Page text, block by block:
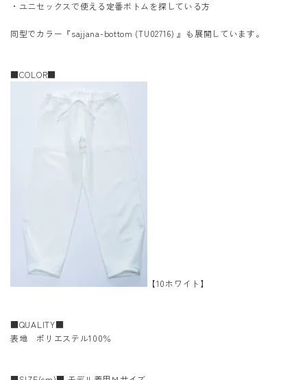
・ユニセックスで使える定番ボトムを探している方
同型でカラー『sajjana-bottom (TU02716) 』も展開しています。
■COLOR■
【10ホワイト】
■QUALITY■
表地 ポリエステル100％